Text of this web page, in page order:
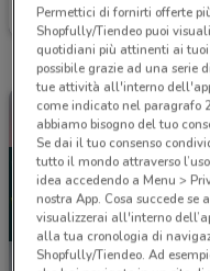
Scade il 15/08
Permettici di fornirti offerte
Shopfully/Tiendeo puoi
quotidiani più attinenti ai
possibile grazie ad una serie
tue attività all'interno
come indicato nel paragrafo
abbiamo bisogno del tuo
Se dai il tuo consenso
tutto il mondo attraverso
idea accedendo a Menu >
nostra App. Cosa succede se
visualizzerai all'interno
alla tua cronologia di
Shopfully/Tiendeo. Ad